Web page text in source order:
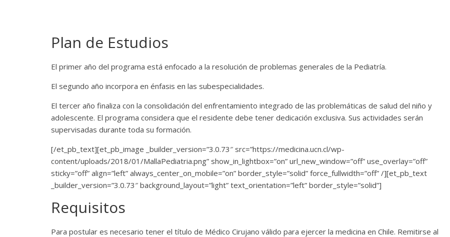
Plan de Estudios
El primer año del programa está enfocado a la resolución de problemas generales de la Pediatría.
El segundo año incorpora en énfasis en las subespecialidades.
El tercer año finaliza con la consolidación del enfrentamiento integrado de las problemáticas de salud del niño y
adolescente. El programa considera que el residente debe tener dedicación exclusiva. Sus actividades serán
supervisadas durante toda su formación.
[/et_pb_text][et_pb_image _builder_version=”3.0.73″ src=”https://medicina.ucn.cl/wp-
content/uploads/2018/01/MallaPediatria.png” show_in_lightbox=”on” url_new_window=”off” use_overlay=”off”
sticky=”off” align=”left” always_center_on_mobile=”on” border_style=”solid” force_fullwidth=”off” /][et_pb_text
_builder_version=”3.0.73″ background_layout=”light” text_orientation=”left” border_style=”solid”]
Requisitos
Para postular es necesario tener el título de Médico Cirujano válido para ejercer la medicina en Chile. Remitirse al